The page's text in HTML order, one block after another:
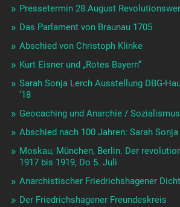
Pressetermin 28.August
Das Parlament von Braunau 1705
Abschied von Christoph Klinke
Kurt Eisner und „Rotes Bayern“
Sarah Sonja Lerch Ausstellung DBG-
’18
Geocaching und Anarchie /
Abschied nach 100 Jahren: Sarah
Moskau, München, Berlin. Der
1917 bis 1919, Do 5. Juli
Anarchistischer Friedrichshagener
Der Friedrichshagener Freundeskreis